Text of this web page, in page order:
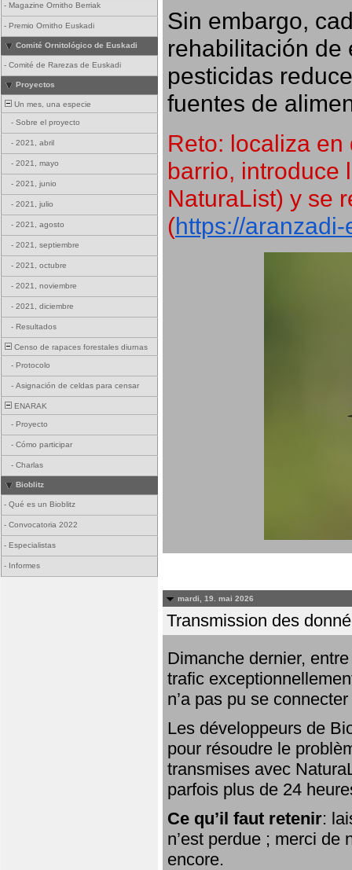
- Magazine Ornitho Berriak
- Premio Ornitho Euskadi
Comité Ornitológico de Euskadi
- Comité de Rarezas de Euskadi
Proyectos
Un mes, una especie
- Sobre el proyecto
- 2021, abril
- 2021, mayo
- 2021, junio
- 2021, julio
- 2021, agosto
- 2021, septiembre
- 2021, octubre
- 2021, noviembre
- 2021, diciembre
- Resultados
Censo de rapaces forestales diurnas
- Protocolo
- Asignación de celdas para censar
ENARAK
- Proyecto
- Cómo participar
- Charlas
Bioblitz
- Qué es un Bioblitz
- Convocatoria 2022
- Especialistas
- Informes
Sin embargo,
rehabilitación de
pesticidas
fuentes de
Reto: localiza
barrio, introduce
NaturaList) y se
(https://
mardi, 19. mai 2026
Transmission des
Dimanche dernier,
trafic
n’a pas pu se
Les développeurs de
pour résoudre le
transmises avec
parfois plus de 24
Ce qu’il faut retenir:
n’est perdue ; merci de
encore.